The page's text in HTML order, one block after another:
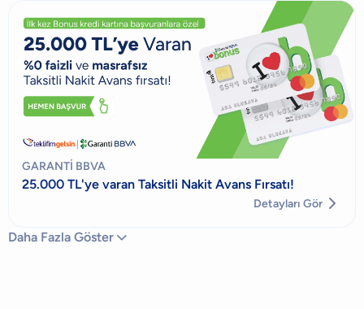
GARANTI BBVA
25.000 TL'ye varan Taksitli Nakit Avans Fırsatı!
Detayları Gör 
Daha Fazla Göster 